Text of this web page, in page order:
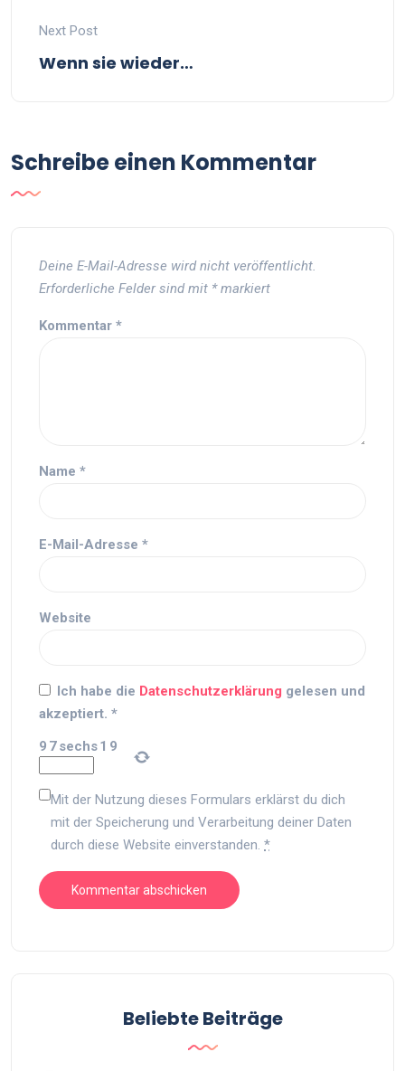
Next Post
Wenn sie wieder…
Schreibe einen Kommentar
Deine E-Mail-Adresse wird nicht veröffentlicht.
Erforderliche Felder sind mit *markiert
Kommentar *
Name *
E-Mail-Adresse *
Website
Ich habe die Datenschutzerklärung gelesen und
akzeptiert. *
9 7sechs1 9
Mit der Nutzung dieses Formulars erklärst du dich
mit der Speicherung und Verarbeitung deiner Daten
durch diese Website einverstanden. *
Beliebte Beiträge